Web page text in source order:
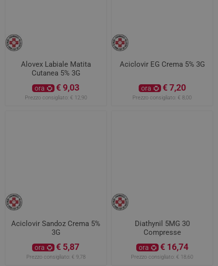
Alovex Labiale Matita
Cutanea 5% 3G
ora € 9,03
Prezzo consigliato: € 12,90
Aciclovir EG Crema 5% 3G
ora € 7,20
Prezzo consigliato: € 8,00
Aciclovir Sandoz Crema 5%
3G
ora € 5,87
Prezzo consigliato: € 9,78
Diathynil 5MG 30
Compresse
ora € 16,74
Prezzo consigliato: € 18,60